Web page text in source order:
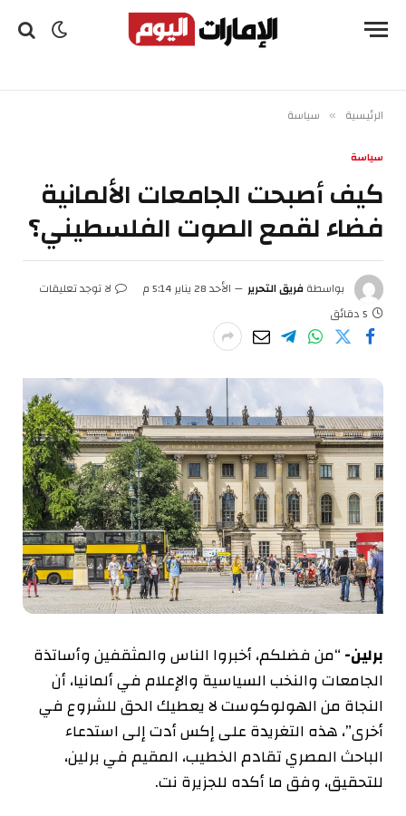
الرئيسية » سياسة
سياسة
كيف أصبحت الجامعات الألمانية
فضاء لقمع الصوت الفلسطيني؟
بواسطةفريق التحرير الأحد 28 يناير 5:14 م
لا توجد تعليقات
5 دقائق
برلين-“من فضلكم، أخبروا الناس والمثقفين وأساتذة
الجامعات والنخب السياسية والإعلام في ألمانيا، أن
النجاة من الهولوكوست لا يعطيك الحق للشروع في
أخرى”، هذه التغريدة على إكس أدت إلى استدعاء
الباحث المصري تقادم الخطيب، المقيم في برلين،
للتحقيق، وفق ما أكده للجزيرة نت.